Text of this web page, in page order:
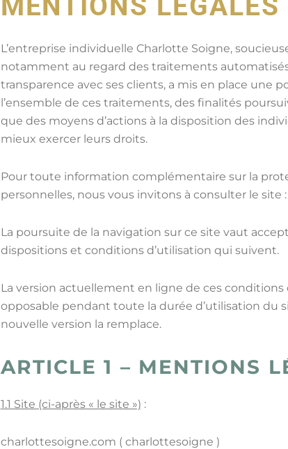
L’entreprise individuelle Charlotte Soigne,
notamment au regard des traitements
transparence avec ses clients, a mis en place une
l’ensemble de ces traitements, des finalités
que des moyens d’actions à la disposition des
mieux exercer leurs droits.
Pour toute information complémentaire sur la
personnelles, nous vous invitons à consulter le site :
La poursuite de la navigation sur ce site vaut
dispositions et conditions d’utilisation qui suivent.
La version actuellement en ligne de ces conditions
opposable pendant toute la durée d’utilisation du
nouvelle version la remplace.
ARTICLE 1 – MENTIONS
1.1 Site (ci-après « le site ») :
charlottesoigne.com ( charlottesoigne )